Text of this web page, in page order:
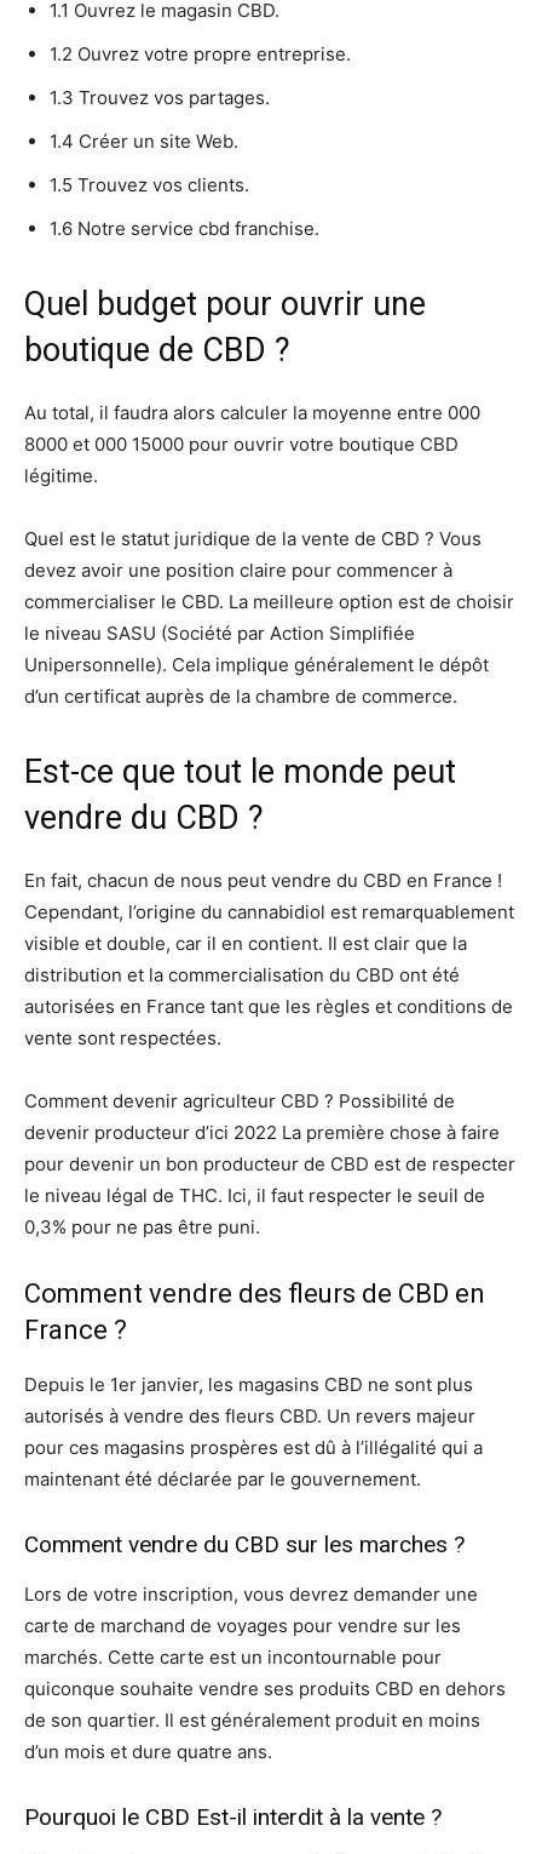
1.1 Ouvrez le magasin CBD.
1.2 Ouvrez votre propre entreprise.
1.3 Trouvez vos partages.
1.4 Créer un site Web.
1.5 Trouvez vos clients.
1.6 Notre service cbd franchise.
Quel budget pour ouvrir une
boutique de CBD ?
Au total, il faudra alors calculer la moyenne entre 000
8000 et 000 15000 pour ouvrir votre boutique CBD
légitime.
Quel est le statut juridique de la vente de CBD ? Vous
devez avoir une position claire pour commencer à
commercialiser le CBD. La meilleure option est de choisir
le niveau SASU (Société par Action Simplifiée
Unipersonnelle). Cela implique généralement le dépôt
d’un certificat auprès de la chambre de commerce.
Est-ce que tout le monde peut
vendre du CBD ?
En fait, chacun de nous peut vendre du CBD en France !
Cependant, l’origine du cannabidiol est remarquablement
visible et double, car il en contient. Il est clair que la
distribution et la commercialisation du CBD ont été
autorisées en France tant que les règles et conditions de
vente sont respectées.
Comment devenir agriculteur CBD ? Possibilité de
devenir producteur d’ici 2022 La première chose à faire
pour devenir un bon producteur de CBD est de respecter
le niveau légal de THC. Ici, il faut respecter le seuil de
0,3% pour ne pas être puni.
Comment vendre des fleurs de CBD en
France ?
Depuis le 1er janvier, les magasins CBD ne sont plus
autorisés à vendre des fleurs CBD. Un revers majeur
pour ces magasins prospères est dû à l’illégalité qui a
maintenant été déclarée par le gouvernement.
Comment vendre du CBD sur les marches ?
Lors de votre inscription, vous devrez demander une
carte de marchand de voyages pour vendre sur les
marchés. Cette carte est un incontournable pour
quiconque souhaite vendre ses produits CBD en dehors
de son quartier. Il est généralement produit en moins
d’un mois et dure quatre ans.
Pourquoi le CBD Est-il interdit à la vente ?